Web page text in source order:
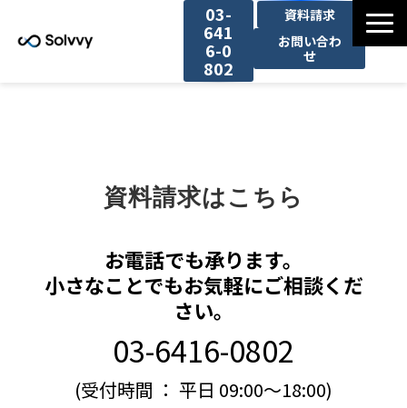
03-
641
6-0
802
資料請求
お問い合わ
せ
資料請求はこちら
お電話でも承ります。
小さなことでもお気軽にご相談くだ
さい。
03-6416-0802
(受付時間 ： 平日 09:00～18:00)